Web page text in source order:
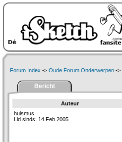
Forum Index -> Oude Forum Onderwerpen ->
Bericht
Auteur
huismus
Lid sinds: 14 Feb 2005